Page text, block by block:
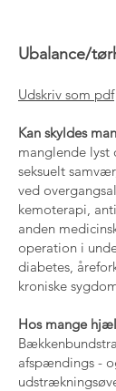
Ubalance/
Udskriv som pdf
Kan skyldes
manglende lyst
seksuelt
ved
kemoterapi,
anden
operation i
diabetes,
kroniske
Hos mange
afspændings -